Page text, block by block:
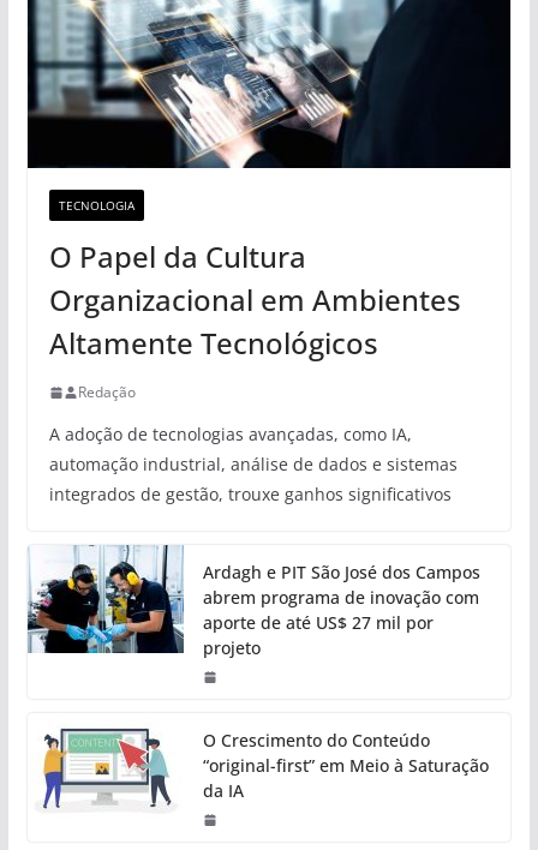
TECNOLOGIA
O Papel da Cultura
Organizacional em Ambientes
Altamente Tecnológicos
Redação
A adoção de tecnologias avançadas, como IA,
automação industrial, análise de dados e sistemas
integrados de gestão, trouxe ganhos significativos
Ardagh e PIT São José dos Campos
abrem programa de inovação com
aporte de até US$ 27 mil por
projeto
O Crescimento do Conteúdo
“original-first” em Meio à Saturação
da IA